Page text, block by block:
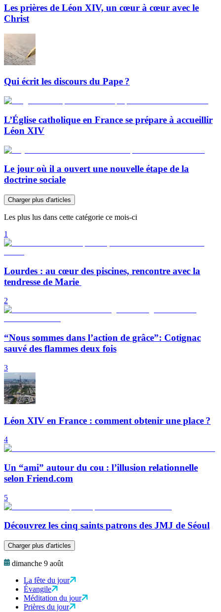
Les prières de Léon XIV, un cœur à cœur avec le
Christ
Qui écrit les discours du Pape ?
L’Église catholique en France se prépare à accueillir
Léon XIV
Le jour où il a ouvert une nouvelle étape de la
doctrine sociale
Charger plus d'articles
Les plus lus dans cette catégorie ce mois-ci
1
Lourdes : au cœur des piscines, rencontre avec la
tendresse de Marie
2
“Nous sommes dans l’action de grâce”: Cotignac
sauvé des flammes deux fois
3
Léon XIV en France : comment obtenir une place ?
4
Un “ami” autour du cou : l’illusion relationnelle
selon Friend.com
5
Découvrez les cinq saints patrons des JMJ de Séoul
Charger plus d'articles
dimanche 9 août
La fête du jour
Évangile
Méditation du jour
Prières du jour